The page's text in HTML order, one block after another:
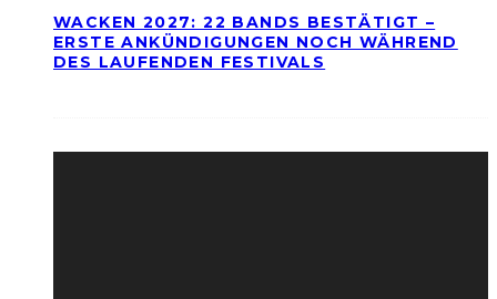
WACKEN 2027: 22 BANDS BESTÄTIGT –
ERSTE ANKÜNDIGUNGEN NOCH WÄHREND
DES LAUFENDEN FESTIVALS